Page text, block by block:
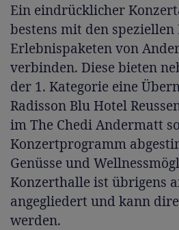
Ein eindrücklicher
bestens mit den
Erlebnispaketen von
verbinden. Diese bieten
der 1. Kategorie eine
Radisson Blu Hotel
im The Chedi Andermatt
Konzertprogramm
Genüsse und
Konzerthalle ist übrigens
angegliedert und kann
werden.